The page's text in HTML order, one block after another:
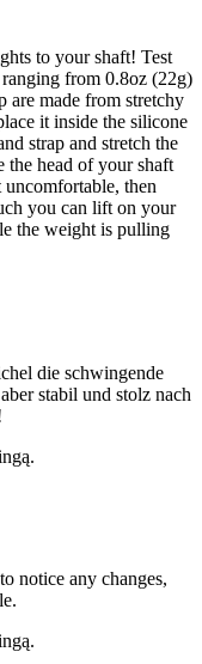
to your shaft! Test
from 0.8oz (22g)
are made from stretchy
it inside the silicone
strap and stretch the
head of your shaft
then
you can lift on your
the weight is pulling
die schwingende
stabil und stolz nach
notice any changes,